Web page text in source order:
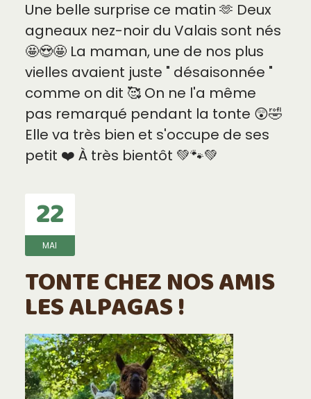
Une belle surprise ce matin 🫶 Deux
agneaux nez-noir du Valais sont nés
🤩😍🤩 La maman, une de nos plus
vielles avaient juste " désaisonnée "
comme on dit 🥰 On ne l'a même
pas remarqué pendant la tonte 😲🤣
Elle va très bien et s'occupe de ses
petit ❤️ À très bientôt 💚🐾💚
22
MAI
TONTE CHEZ NOS AMIS
LES ALPAGAS !